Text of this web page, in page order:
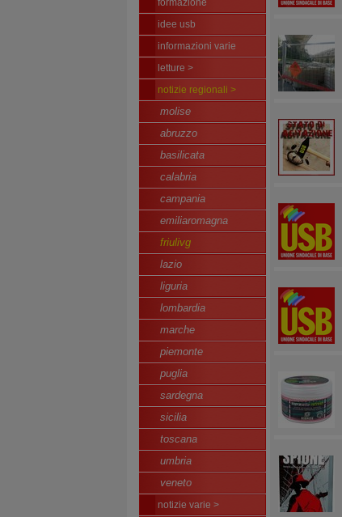
formazione
idee usb
informazioni varie
letture >
notizie regionali >
molise
abruzzo
basilicata
calabria
campania
emiliaromagna
friulivg
lazio
liguria
lombardia
marche
piemonte
puglia
sardegna
sicilia
toscana
umbria
veneto
notizie varie >